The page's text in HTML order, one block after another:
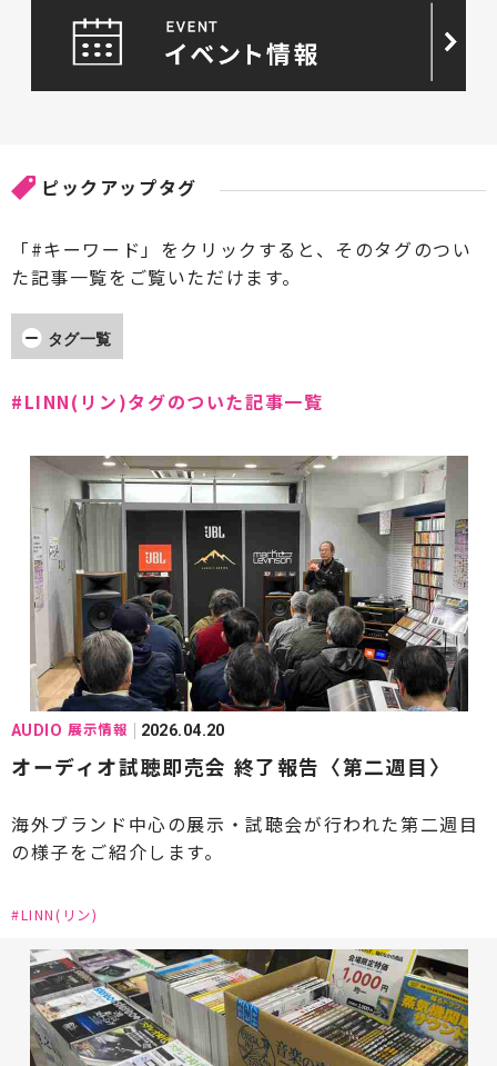
ピックアップタグ
「#キーワード」をクリックすると、そのタグのつい
た記事一覧をご覧いただけます。
タグ一覧
#Accuphase(アキュフェーズ)
#Acoustic Revive(アコースティックリバイブ)
#AdPower Solutions(アドパワーソリューション
ズ)
#AUDIA(オーディア) #Aurender(オーレンダー)
#Audio-Technica(オーディオテクニカ)
#ALBEDO(アルベド)
#Avantgarde(アヴァンギャルド)
#Bowers & Wilkins[B&W]（バウワースアンドウィ
#Bluesound(ブルーサウンド)
#CH Precision(シーエイチプレシジョン)
#Constellation Audio(コンステレーションオーデ
ィオ)
#DALI(ダリ)
#LINN(リン)タグのついた記事一覧
AUDIO 展示情報 2026.04.20
オーディオ試聴即売会 終了報告〈第二週目〉
海外ブランド中心の展示・試聴会が行われた第二週目
の様子をご紹介します。
#LINN(リン)